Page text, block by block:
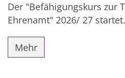
Der "Befähigungskurs zur
Ehrenamt" 2026/ 27 startet.
Mehr